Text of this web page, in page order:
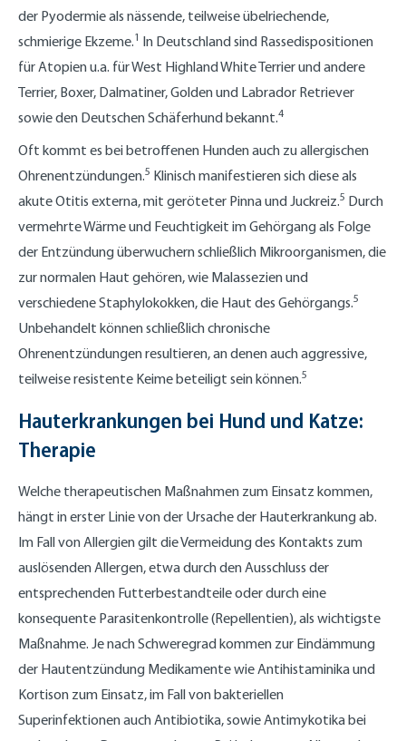
der Pyodermie als nässende, teilweise übelriechende,
schmierige Ekzeme.1 In Deutschland sind Rassedispositionen
für Atopien u.a. für West Highland White Terrier und andere
Terrier, Boxer, Dalmatiner, Golden und Labrador Retriever
sowie den Deutschen Schäferhund bekannt.4
Oft kommt es bei betroffenen Hunden auch zu allergischen
Ohrenentzündungen.5 Klinisch manifestieren sich diese als
akute Otitis externa, mit geröteter Pinna und Juckreiz.5 Durch
vermehrte Wärme und Feuchtigkeit im Gehörgang als Folge
der Entzündung überwuchern schließlich Mikroorganismen, die
zur normalen Haut gehören, wie Malassezien und
verschiedene Staphylokokken, die Haut des Gehörgangs.5
Unbehandelt können schließlich chronische
Ohrenentzündungen resultieren, an denen auch aggressive,
teilweise resistente Keime beteiligt sein können.5
Hauterkrankungen bei Hund und Katze:
Therapie
Welche therapeutischen Maßnahmen zum Einsatz kommen,
hängt in erster Linie von der Ursache der Hauterkrankung ab.
Im Fall von Allergien gilt die Vermeidung des Kontakts zum
auslösenden Allergen, etwa durch den Ausschluss der
entsprechenden Futterbestandteile oder durch eine
konsequente Parasitenkontrolle (Repellentien), als wichtigste
Maßnahme. Je nach Schweregrad kommen zur Eindämmung
der Hautentzündung Medikamente wie Antihistaminika und
Kortison zum Einsatz, im Fall von bakteriellen
Superinfektionen auch Antibiotika, sowie Antimykotika bei